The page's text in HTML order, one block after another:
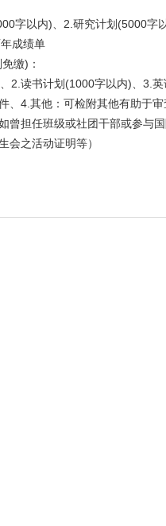
字以内)、2.研究计划(5000字
成绩单
缴)：
2.读书计划(1000字以内)、3.英
、4.其他：可检附其他有助于审
曾担任班级或社团干部或参与
会之活动证明等）